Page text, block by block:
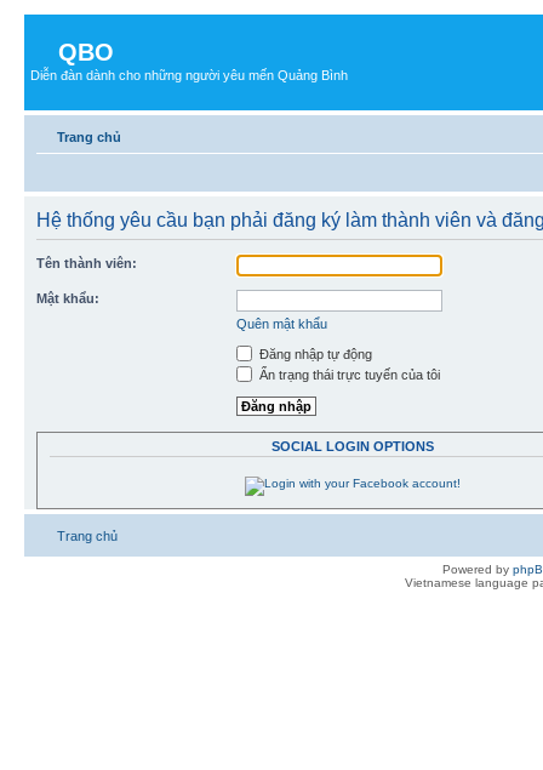
QBO
Diễn đàn dành cho những người yêu mến Quảng Bình
Trang chủ
Hệ thống yêu cầu bạn phải đăng ký làm thành viên và
Tên thành viên:
Mật khẩu:
Quên mật khẩu
Đăng nhập tự động
Ẩn trạng thái trực tuyến của tôi
SOCIAL LOGIN OPTIONS
Trang chủ
Powered by
Vietnamese language